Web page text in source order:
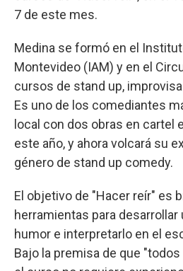
7 de este mes.
Medina se formó en el
Montevideo (IAM) y en el
cursos de stand up,
Es uno de los comediantes
local con dos obras en cartel
este año, y ahora volcará su
género de stand up comedy.
El objetivo de "Hacer reír" es
herramientas para desarrollar
humor e interpretarlo en el
Bajo la premisa de que